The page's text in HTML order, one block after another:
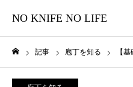
NO KNIFE NO LIFE
記事 庖丁を知る 【